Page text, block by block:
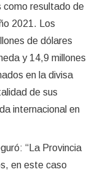
como resultado de
2021. Los
de dólares
y 14,9 millones
en la divisa
de sus
internacional en
“La Provincia
en este caso